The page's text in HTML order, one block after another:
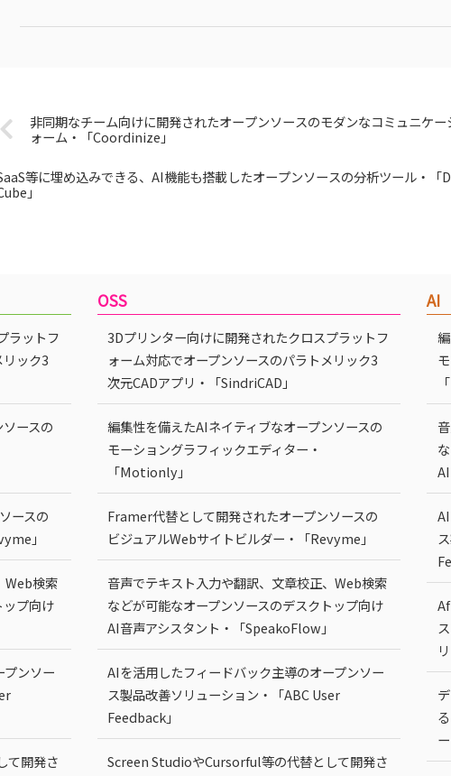
非同期なチーム向けに開発されたオープンソースのモダンなコミュニケ
ォーム・「Coordinize」
等に埋め込みできる、AI機能も搭載したオープンソースの分析ツール・
」
ラットフ
ック3
ースの
ースの
」
Web検索
プ向け
ンソー
て開発さ
OSS
3Dプリンター向けに開発されたクロスプラットフ
ォーム対応でオープンソースのパラトメリック3
次元CADアプリ・「SindriCAD」
編集性を備えたAIネイティブなオープンソースの
モーショングラフィックエディター・
「Motionly」
Framer代替として開発されたオープンソースの
ビジュアルWebサイトビルダー・「Revyme」
音声でテキスト入力や翻訳、文章校正、Web検索
などが可能なオープンソースのデスクトップ向け
AI音声アシスタント・「SpeakoFlow」
AIを活用したフィードバック主導のオープンソー
ス製品改善ソリューション・「ABC User
Feedback」
Screen StudioやCursorful等の代替として開発さ
AI